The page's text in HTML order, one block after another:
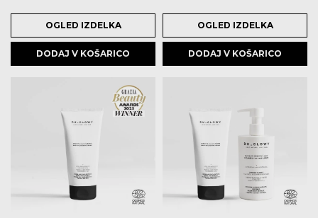
OGLED IZDELKA
DODAJ V KOŠARICO
OGLED IZDELKA
DODAJ V KOŠARICO